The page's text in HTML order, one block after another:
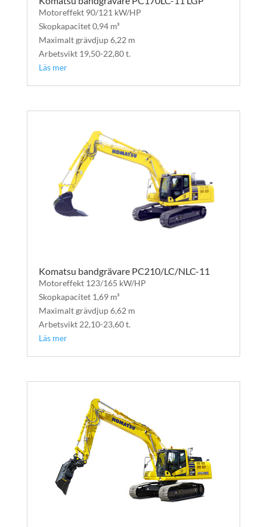
Motoreffekt 90/121 kW/HP
Skopkapacitet 0,94 m³
Maximalt grävdjup 6,22 m
Arbetsvikt 19,50-22,80 t.
Läs mer
Komatsu bandgrävare PC210/LC/NLC-11
Motoreffekt 123/165 kW/HP
Skopkapacitet 1,69 m³
Maximalt grävdjup 6,62 m
Arbetsvikt 22,10-23,60 t.
Läs mer